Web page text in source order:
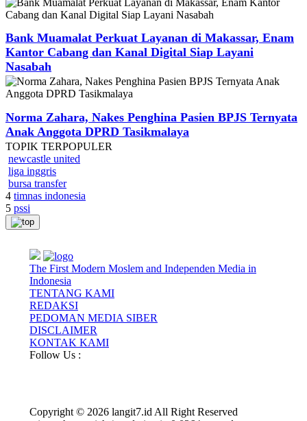
Bank Muamalat Perkuat Layanan di Makassar, Enam
Kantor Cabang dan Kanal Digital Siap Layani
Nasabah
Norma Zahara, Nakes Penghina Pasien BPJS Ternyata
Anak Anggota DPRD Tasikmalaya
TOPIK TERPOPULER
newcastle united
liga inggris
bursa transfer
4 timnas indonesia
5 pssi
The First Modern Moslem and Independen Media in
Indonesia
TENTANG KAMI
REDAKSI
PEDOMAN MEDIA SIBER
DISCLAIMER
KONTAK KAMI
Follow Us :
Copyright © 2026 langit7.id All Right Reserved